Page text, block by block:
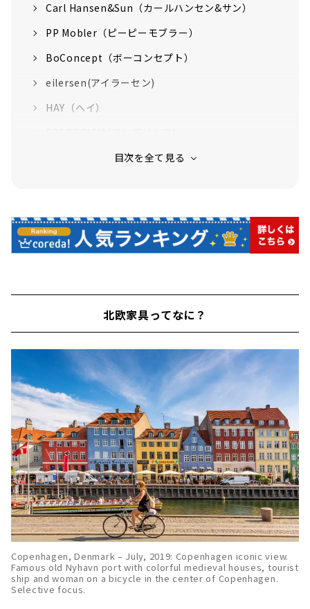
Carl Hansen&Sun（カールハンセン&サン）
PP Mobler（ピーピーモブラー）
BoConcept（ボーコンセプト）
eilersen(アイラーセン)
HAY（ヘイ）
北欧家具ってなに？
Copenhagen, Denmark – July, 2019: Copenhagen iconic view.
Famous old Nyhavn port with colorful medieval houses, tourist
ship and woman on a bicycle in the center of Copenhagen.
Selective focus.